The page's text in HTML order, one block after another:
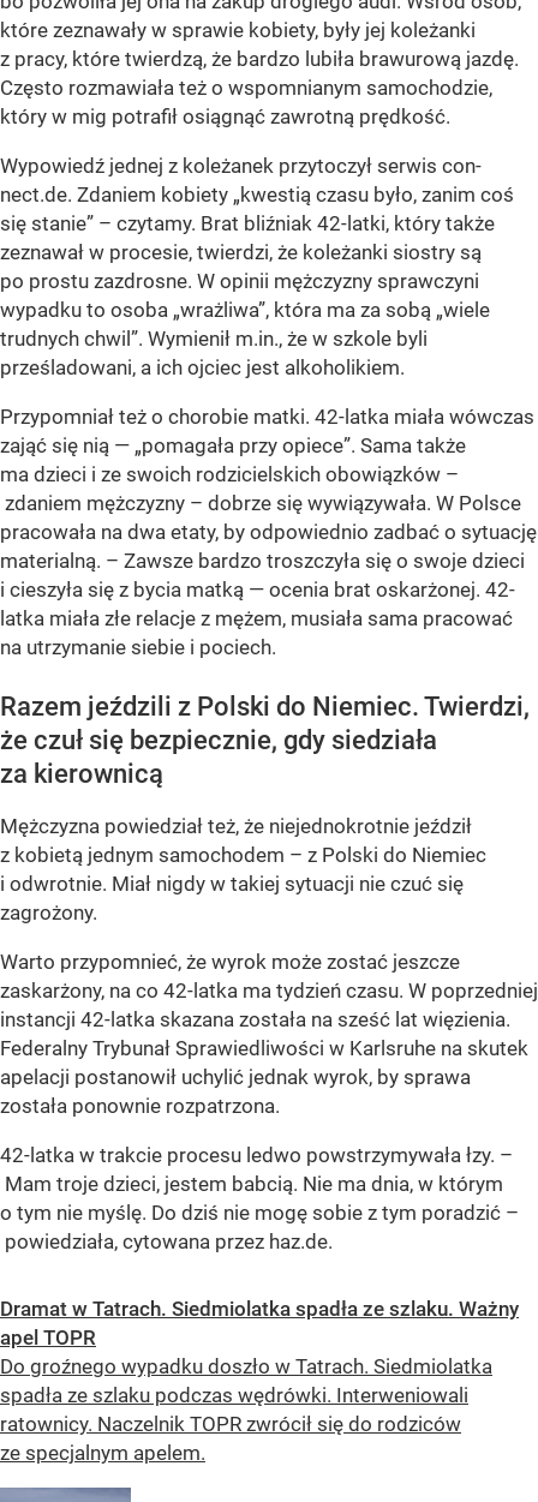
które zeznawały w sprawie kobiety, były jej koleżanki
z pracy, które twierdzą, że bardzo lubiła brawurową jazdę.
Często rozmawiała też o wspomnianym samochodzie,
który w mig potrafił osiągnąć zawrotną prędkość.
Wypowiedź jednej z koleżanek przytoczył serwis con-
nect.de. Zdaniem kobiety „kwestią czasu było, zanim coś
się stanie” – czytamy. Brat bliźniak 42-latki, który także
zeznawał w procesie, twierdzi, że koleżanki siostry są
po prostu zazdrosne. W opinii mężczyzny sprawczyni
wypadku to osoba „wrażliwa”, która ma za sobą „wiele
trudnych chwil”. Wymienił m.in., że w szkole byli
prześladowani, a ich ojciec jest alkoholikiem.
Przypomniał też o chorobie matki. 42-latka miała wówczas
zająć się nią — „pomagała przy opiece”. Sama także
ma dzieci i ze swoich rodzicielskich obowiązków –
zdaniem mężczyzny – dobrze się wywiązywała. W Polsce
pracowała na dwa etaty, by odpowiednio zadbać o sytuację
materialną. – Zawsze bardzo troszczyła się o swoje dzieci
i cieszyła się z bycia matką — ocenia brat oskarżonej. 42-
latka miała złe relacje z mężem, musiała sama pracować
na utrzymanie siebie i pociech.
Razem jeździli z Polski do Niemiec. Twierdzi,
że czuł się bezpiecznie, gdy siedziała
za kierownicą
Mężczyzna powiedział też, że niejednokrotnie jeździł
z kobietą jednym samochodem – z Polski do Niemiec
i odwrotnie. Miał nigdy w takiej sytuacji nie czuć się
zagrożony.
Warto przypomnieć, że wyrok może zostać jeszcze
zaskarżony, na co 42-latka ma tydzień czasu. W poprzedniej
instancji 42-latka skazana została na sześć lat więzienia.
Federalny Trybunał Sprawiedliwości w Karlsruhe na skutek
apelacji postanowił uchylić jednak wyrok, by sprawa
została ponownie rozpatrzona.
42-latka w trakcie procesu ledwo powstrzymywała łzy. –
Mam troje dzieci, jestem babcią. Nie ma dnia, w którym
o tym nie myślę. Do dziś nie mogę sobie z tym poradzić –
powiedziała, cytowana przez haz.de.
Dramat w Tatrach. Siedmiolatka spadła ze szlaku. Ważny
apel TOPR
Do groźnego wypadku doszło w Tatrach. Siedmiolatka
spadła ze szlaku podczas wędrówki. Interweniowali
ratownicy. Naczelnik TOPR zwrócił się do rodziców
ze specjalnym apelem.